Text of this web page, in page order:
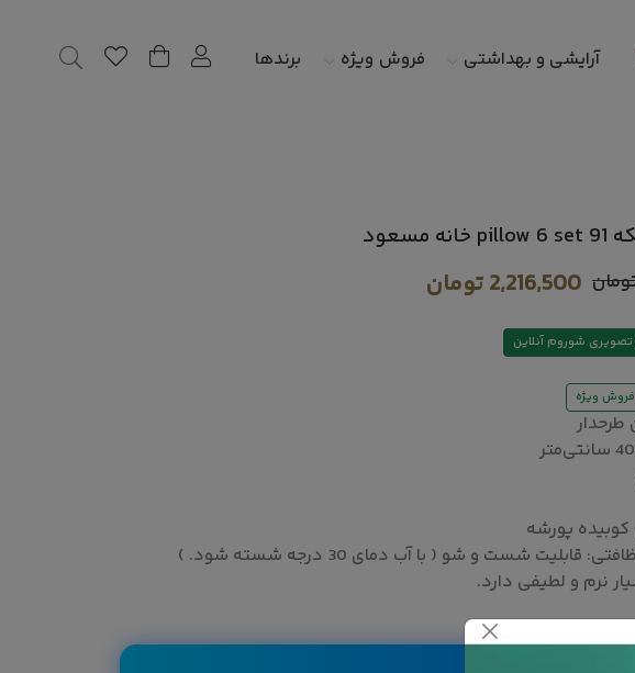
آرایشی و بهداشتی فروش ویژه برندها
2,216,500تومان
تصویری شوروم آنلاین
فروش ویژه
پورشه
قابلیت شست و شو ( با آب دمای 30 درجه شسته شود. )
نرم و لطیفی دارد.